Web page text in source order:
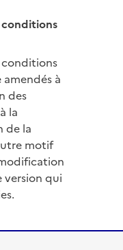
conditions
conditions
à
des
la
de la
motif
version qui